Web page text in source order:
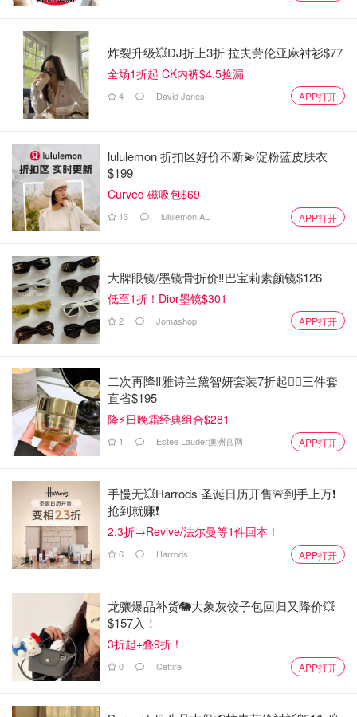
炸裂升级💥DJ折上3折 拉夫劳伦亚麻衬衫$77
全场1折起 CK内裤$4.5捡漏
4 David Jones APP打开
lululemon 折扣区好价不断💫淀粉蓝皮肤衣
$199
Curved 磁吸包$69
13 lululemon AU APP打开
大牌眼镜/墨镜骨折价‼️巴宝莉素颜镜$126
低至1折！Dior墨镜$301
2 Jomashop APP打开
二次再降‼️雅诗兰黛智妍套装7折起❤️‍🔥三件套
直省$195
降⚡日晚霜经典组合$281
1 Estee Lauder澳洲官网 APP打开
手慢无💥Harrods 圣诞日历开售🚨到手上万❗️
抢到就赚❗️
2.3折→Revive/法尔曼等1件回本！
6 Harrods APP打开
龙骧爆品补货🐘大象灰饺子包回归又降价💥
$157入！
3折起+叠9折！
0 Cettire APP打开